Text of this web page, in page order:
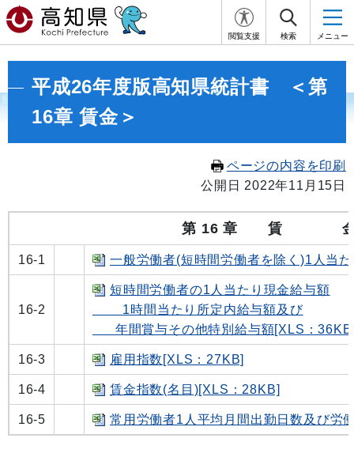
閲覧支援 検索 メニュー
平成26年度版高知県統計書 ＜第
16章 賃金＞
ページの内容を印刷
公開日 2022年11月15日
第 16 章 賃
16-1 一般労働者(短時間労働者を除く)1人当
16-2
短時間労働者の1人当たり現金給与額
1時間当たり所定内給与額及び
年間賞与その他特別給与額[XLS：
16-3 雇用指数[XLS：27KB]
16-4 賃金指数(名目)[XLS：28KB]
16-5 常用労働者1人平均月間出勤日数及び労